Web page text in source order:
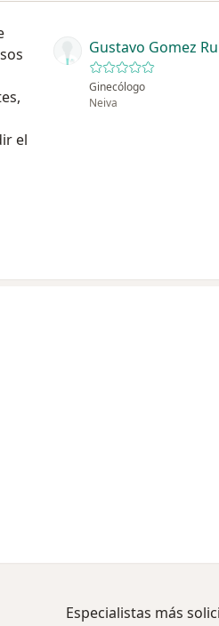
el
Gustavo Gomez
Ginecólogo
Neiva
Especialistas más